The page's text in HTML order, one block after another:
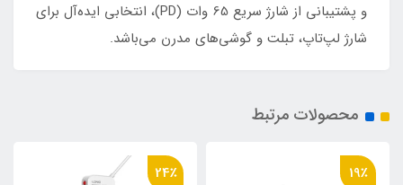
و پشتیبانی از شارژ سریع 65 وات (PD)، انتخابی ایده‌آل برای
شارژ لپ‌تاپ، تبلت و گوشی‌های مدرن می‌باشد.
محصولات مرتبط
19٪ 24٪